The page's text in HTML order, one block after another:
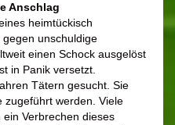
Anschlag
heimtückisch
unschuldige
einen Schock ausgelöst
in Panik versetzt.
Tätern gesucht. Sie
zugeführt werden. Viele
Verbrechen dieses